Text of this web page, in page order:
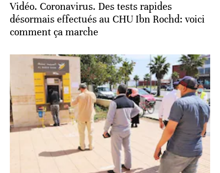
Vidéo. Coronavirus. Des tests rapides
désormais effectués au CHU Ibn Rochd: voici
comment ça marche